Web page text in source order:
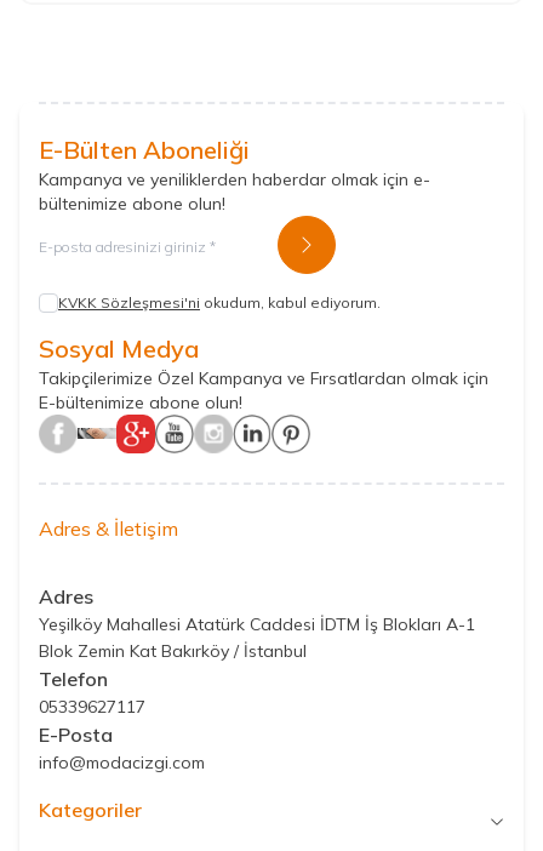
E-Bülten Aboneliği
Kampanya ve yeniliklerden haberdar olmak için e-
bültenimize abone olun!
Kayıt Ol
KVKK Sözleşmesi'ni okudum, kabul ediyorum.
Sosyal Medya
Takipçilerimize Özel Kampanya ve Fırsatlardan olmak için
E-bültenimize abone olun!
Adres & İletişim
Adres
Yeşilköy Mahallesi Atatürk Caddesi İDTM İş Blokları A-1
Blok Zemin Kat Bakırköy / İstanbul
Telefon
05339627117
E-Posta
info@modacizgi.com
Kategoriler